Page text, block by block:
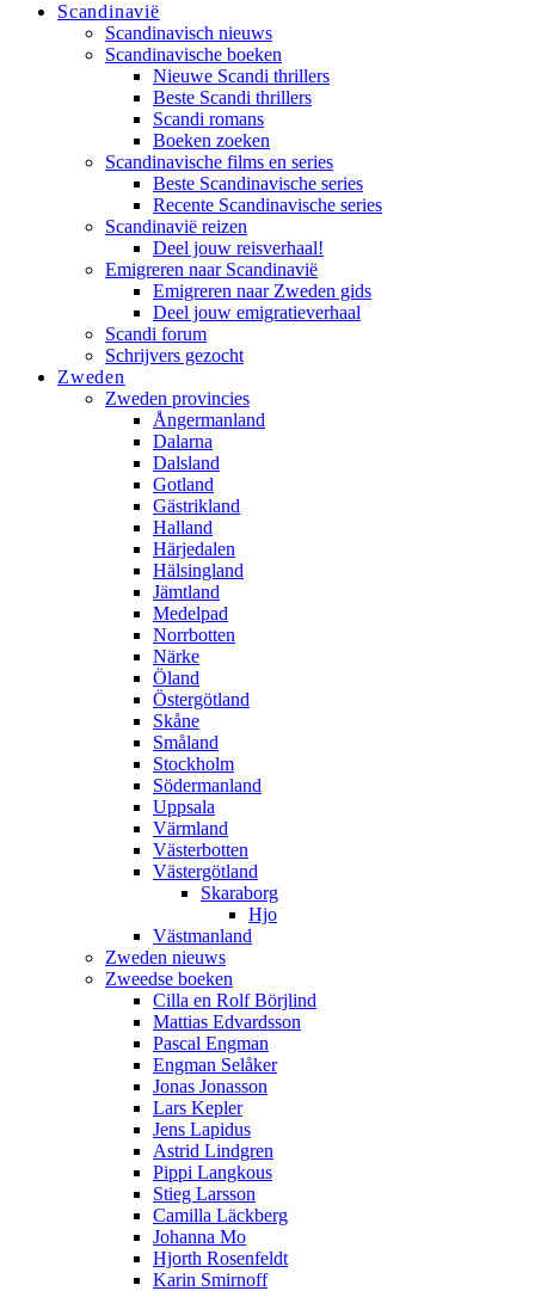
Scandinavië
Scandinavisch nieuws
Scandinavische boeken
Nieuwe Scandi thrillers
Beste Scandi thrillers
Scandi romans
Boeken zoeken
Scandinavische films en series
Beste Scandinavische series
Recente Scandinavische series
Scandinavië reizen
Deel jouw reisverhaal!
Emigreren naar Scandinavië
Emigreren naar Zweden gids
Deel jouw emigratieverhaal
Scandi forum
Schrijvers gezocht
Zweden
Zweden provincies
Ångermanland
Dalarna
Dalsland
Gotland
Gästrikland
Halland
Härjedalen
Hälsingland
Jämtland
Medelpad
Norrbotten
Närke
Öland
Östergötland
Skåne
Småland
Stockholm
Södermanland
Uppsala
Värmland
Västerbotten
Västergötland
Skaraborg
Hjo
Västmanland
Zweden nieuws
Zweedse boeken
Cilla en Rolf Börjlind
Mattias Edvardsson
Pascal Engman
Engman Selåker
Jonas Jonasson
Lars Kepler
Jens Lapidus
Astrid Lindgren
Pippi Langkous
Stieg Larsson
Camilla Läckberg
Johanna Mo
Hjorth Rosenfeldt
Karin Smirnoff